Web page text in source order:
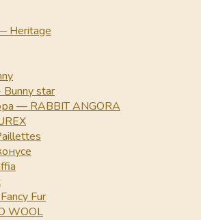
Heritage
star
— RABBIT ANGORA
Fur
WOOL